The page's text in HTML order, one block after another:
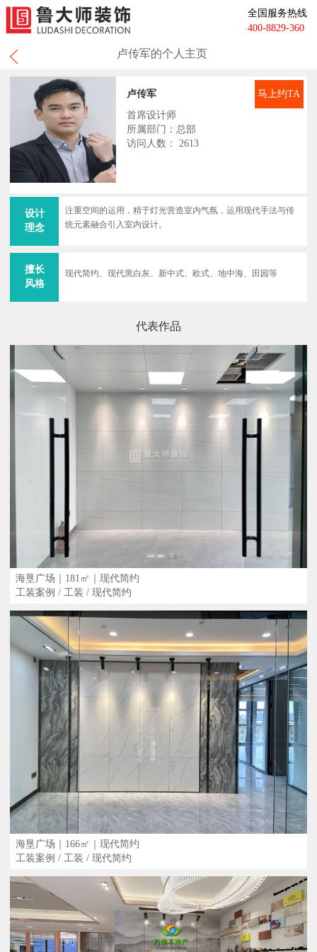
全国服务热线
400-8829-360
卢传军的个人主页
卢传军
马上约TA
首席设计师
所属部门：总部
访问人数： 2613
设计
理念
注重空间的运用，精于灯光营造室内气氛，运用现代手法与传
统元素融合引入室内设计。
擅长
风格
现代简约、现代黑白灰、新中式、欧式、地中海、田园等
代表作品
海垦广场｜181㎡｜现代简约
工装案例 / 工装 / 现代简约
海垦广场｜166㎡｜现代简约
工装案例 / 工装 / 现代简约